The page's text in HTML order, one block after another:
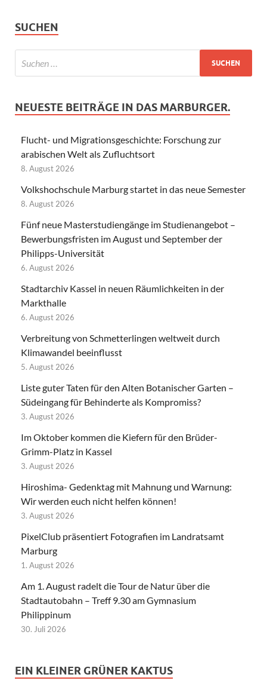
SUCHEN
NEUESTE BEITRÄGE IN DAS MARBURGER.
Flucht- und Migrationsgeschichte: Forschung zur
arabischen Welt als Zufluchtsort
8. August 2026
Volkshochschule Marburg startet in das neue Semester
8. August 2026
Fünf neue Masterstudiengänge im Studienangebot –
Bewerbungsfristen im August und September der
Philipps-Universität
6. August 2026
Stadtarchiv Kassel in neuen Räumlichkeiten in der
Markthalle
6. August 2026
Verbreitung von Schmetterlingen weltweit durch
Klimawandel beeinflusst
5. August 2026
Liste guter Taten für den Alten Botanischer Garten –
Südeingang für Behinderte als Kompromiss?
3. August 2026
Im Oktober kommen die Kiefern für den Brüder-
Grimm-Platz in Kassel
3. August 2026
Hiroshima- Gedenktag mit Mahnung und Warnung:
Wir werden euch nicht helfen können!
3. August 2026
PixelClub präsentiert Fotografien im Landratsamt
Marburg
1. August 2026
Am 1. August radelt die Tour de Natur über die
Stadtautobahn – Treff 9.30 am Gymnasium
Philippinum
30. Juli 2026
EIN KLEINER GRÜNER KAKTUS